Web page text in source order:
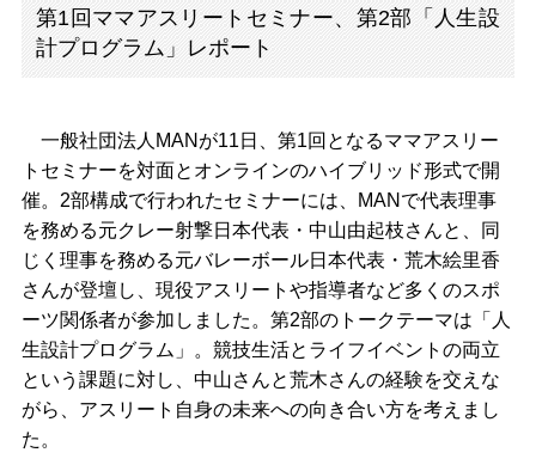
第1回ママアスリートセミナー、第2部「人生設
計プログラム」レポート
一般社団法人MANが11日、第1回となるママアスリー
トセミナーを対面とオンラインのハイブリッド形式で開
催。2部構成で行われたセミナーには、MANで代表理事
を務める元クレー射撃日本代表・中山由起枝さんと、同
じく理事を務める元バレーボール日本代表・荒木絵里香
さんが登壇し、現役アスリートや指導者など多くのスポ
ーツ関係者が参加しました。第2部のトークテーマは「人
生設計プログラム」。競技生活とライフイベントの両立
という課題に対し、中山さんと荒木さんの経験を交えな
がら、アスリート自身の未来への向き合い方を考えまし
た。